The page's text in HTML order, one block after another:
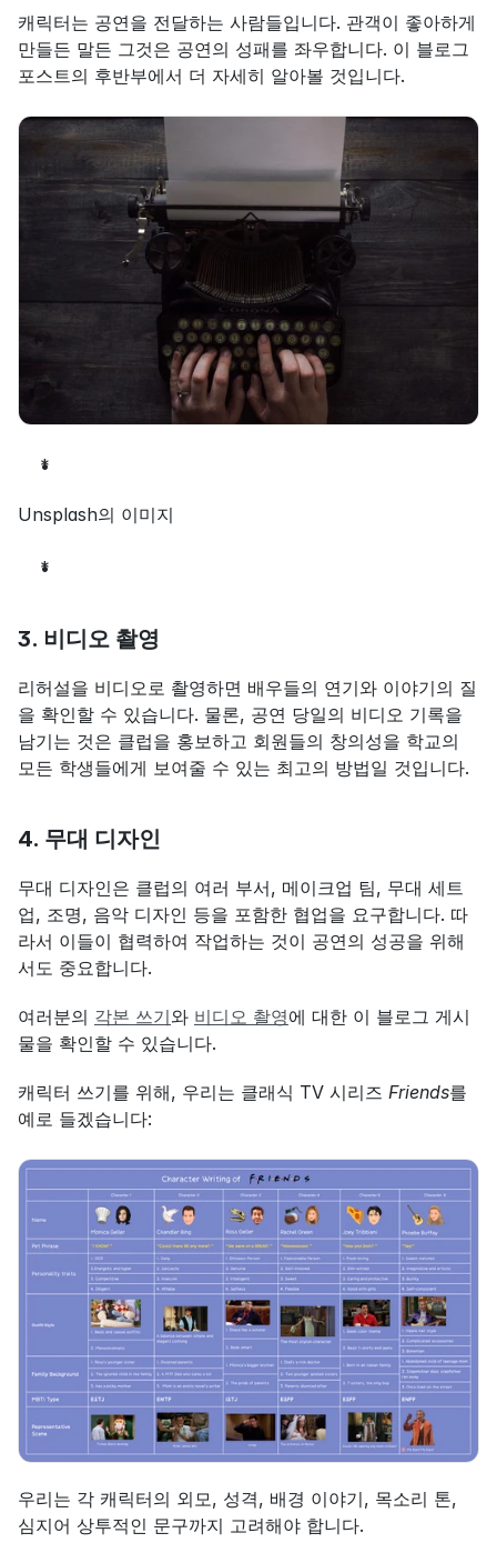
캐릭터는 공연을 전달하는 사람들입니다. 관객이 좋아하게
만들든 말든 그것은 공연의 성패를 좌우합니다. 이 블로그
포스트의 후반부에서 더 자세히 알아볼 것입니다.
*
Unsplash의 이미지
*
3. 비디오 촬영
리허설을 비디오로 촬영하면 배우들의 연기와 이야기의 질
을 확인할 수 있습니다. 물론, 공연 당일의 비디오 기록을
남기는 것은 클럽을 홍보하고 회원들의 창의성을 학교의
모든 학생들에게 보여줄 수 있는 최고의 방법일 것입니다.
4. 무대 디자인
무대 디자인은 클럽의 여러 부서, 메이크업 팀, 무대 세트
업, 조명, 음악 디자인 등을 포함한 협업을 요구합니다. 따
라서 이들이 협력하여 작업하는 것이 공연의 성공을 위해
서도 중요합니다.
여러분의 각본 쓰기와 비디오 촬영에 대한 이 블로그 게시
물을 확인할 수 있습니다.
캐릭터 쓰기를 위해, 우리는 클래식 TV 시리즈 Friends를
예로 들겠습니다:
우리는 각 캐릭터의 외모, 성격, 배경 이야기, 목소리 톤,
심지어 상투적인 문구까지 고려해야 합니다.